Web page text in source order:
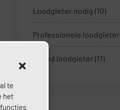
te
het
Loodgieter nodig (10)
Professionele loodgieter
Spoed loodgieter(11)